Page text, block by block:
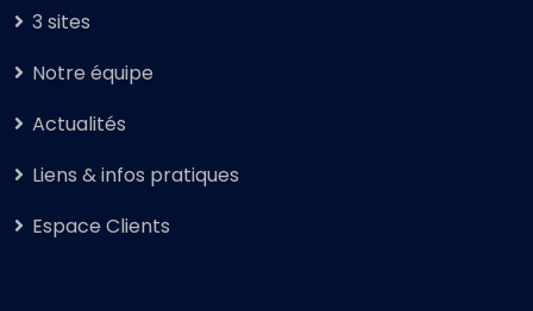
3 sites
Notre équipe
Actualités
Liens & infos pratiques
Espace Clients